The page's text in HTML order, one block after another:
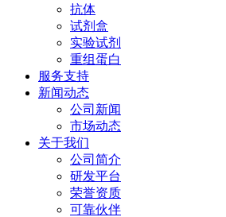
抗体
试剂盒
实验试剂
重组蛋白
服务支持
新闻动态
公司新闻
市场动态
关于我们
公司简介
研发平台
荣誉资质
可靠伙伴